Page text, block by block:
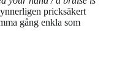
pricksäkert
gång enkla som